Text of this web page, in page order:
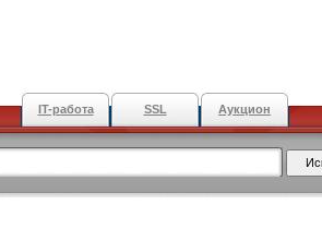
IT-работа SSL Аукцион